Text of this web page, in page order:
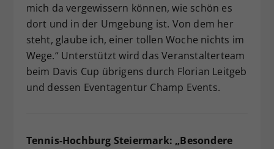
mich da vergewissern können, wie schön es
dort und in der Umgebung ist. Von dem her
steht, glaube ich, einer tollen Woche nichts im
Wege.“ Unterstützt wird das Veranstalterteam
beim Davis Cup übrigens durch Florian Leitgeb
und dessen Eventagentur Champ Events.
Tennis-Hochburg Steiermark: „Besondere